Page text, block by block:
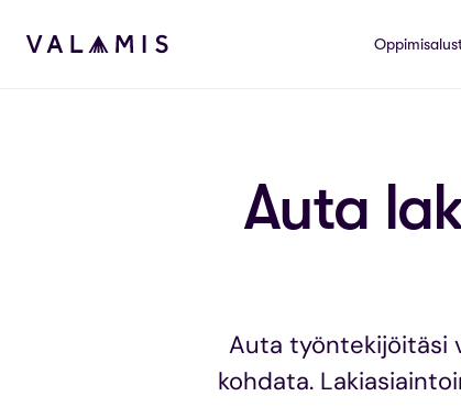
Siirry sisältöön
Valamis
Auta
Auta työntekijöitäsi
kohdata.